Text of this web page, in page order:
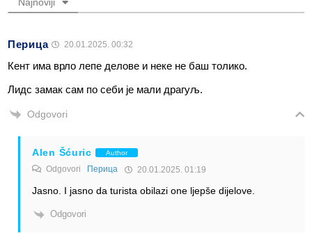
Перица 20.01.2025. 00:32
Кент има врло лепе делове и неке не баш толико.
Лидс замак сам по себи је мали драгуљ.
Odgovori
Alen Šćuric Author
Odgovori Перица 20.01.2025. 01:19
Jasno. I jasno da turista obilazi one ljepše dijelove.
Odgovori